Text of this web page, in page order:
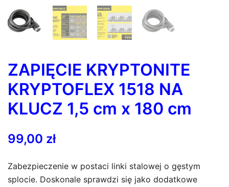
ZAPIĘCIE KRYPTONITE
KRYPTOFLEX 1518 NA
KLUCZ 1,5 cm x 180 cm
99,00 zł
Zabezpieczenie w postaci linki stalowej o gęstym
splocie. Doskonale sprawdzi się jako dodatkowe